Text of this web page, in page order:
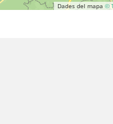
Dades del mapa ©